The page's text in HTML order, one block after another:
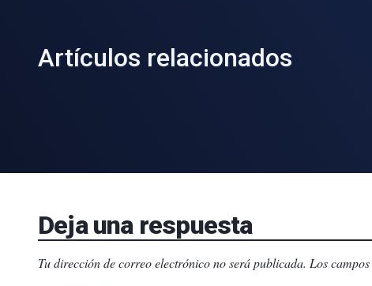
Artículos relacionados
Deja una respuesta
Tu dirección de correo electrónico no será publicada. Los